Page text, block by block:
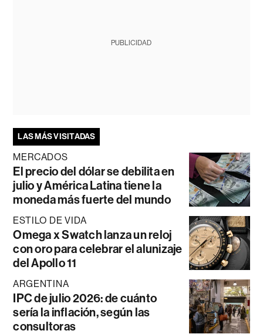
PUBLICIDAD
LAS MÁS VISITADAS
MERCADOS
El precio del dólar se debilita en
julio y América Latina tiene la
moneda más fuerte del mundo
ESTILO DE VIDA
Omega x Swatch lanza un reloj
con oro para celebrar el alunizaje
del Apollo 11
ARGENTINA
IPC de julio 2026: de cuánto
sería la inflación, según las
consultoras